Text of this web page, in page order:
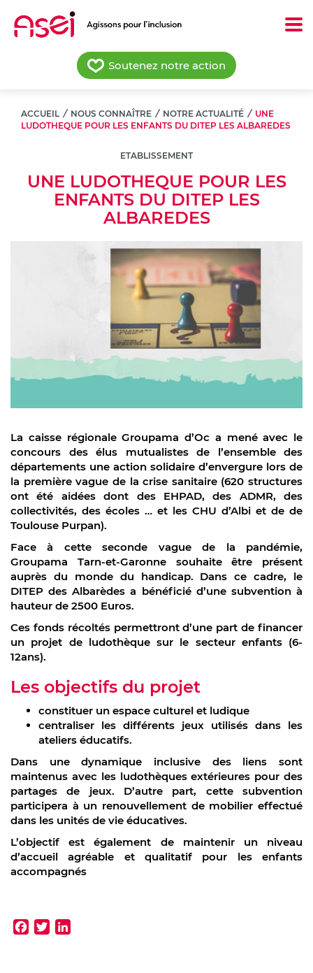
contenu
Soutenez notre action
ACCUEIL / NOUS CONNAÎTRE / NOTRE ACTUALITÉ / UNE
LUDOTHEQUE POUR LES ENFANTS DU DITEP LES ALBAREDES
ETABLISSEMENT
UNE LUDOTHEQUE POUR LES
ENFANTS DU DITEP LES
ALBAREDES
La caisse régionale Groupama d’Oc a mené avec le
concours des élus mutualistes de l’ensemble des
départements une action solidaire d’envergure lors de
la première vague de la crise sanitaire (620 structures
ont été aidées dont des EHPAD, des ADMR, des
collectivités, des écoles … et les CHU d’Albi et de de
Toulouse Purpan).
Face à cette seconde vague de la pandémie,
Groupama Tarn-et-Garonne souhaite être présent
auprès du monde du handicap. Dans ce cadre, le
DITEP des Albarèdes a bénéficié d’une subvention à
hauteur de 2500 Euros.
Ces fonds récoltés permettront d’une part de financer
un projet de ludothèque sur le secteur enfants (6-
12ans).
Les objectifs du projet
constituer un espace culturel et ludique
centraliser les différents jeux utilisés dans les
ateliers éducatifs.
Dans une dynamique inclusive des liens sont
maintenus avec les ludothèques extérieures pour des
partages de jeux. D’autre part, cette subvention
participera à un renouvellement de mobilier effectué
dans les unités de vie éducatives.
L’objectif est également de maintenir un niveau
d’accueil agréable et qualitatif pour les enfants
accompagnés
Facebook
Twitter